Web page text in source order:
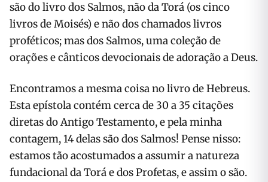
são do livro dos Salmos, não da Torá (os cinco
livros de Moisés) e não dos chamados livros
proféticos; mas dos Salmos, uma coleção de
orações e cânticos devocionais de adoração a Deus.
Encontramos a mesma coisa no livro de Hebreus.
Esta epístola contém cerca de 30 a 35 citações
diretas do Antigo Testamento, e pela minha
contagem, 14 delas são dos Salmos! Pense nisso:
estamos tão acostumados a assumir a natureza
fundacional da Torá e dos Profetas, e assim o são.